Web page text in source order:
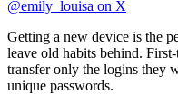
@emily_louisa on X
Getting a new device is the
leave old habits behind.
transfer only the logins they
unique passwords.